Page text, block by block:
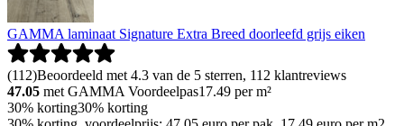
GAMMA laminaat Signature Extra Breed doorleefd grijs eiken
(112)Beoordeeld met 4.3 van de 5 sterren, 112 klantreviews
47.05 met GAMMA Voordeelpas17.49 per m²
30% korting30% korting